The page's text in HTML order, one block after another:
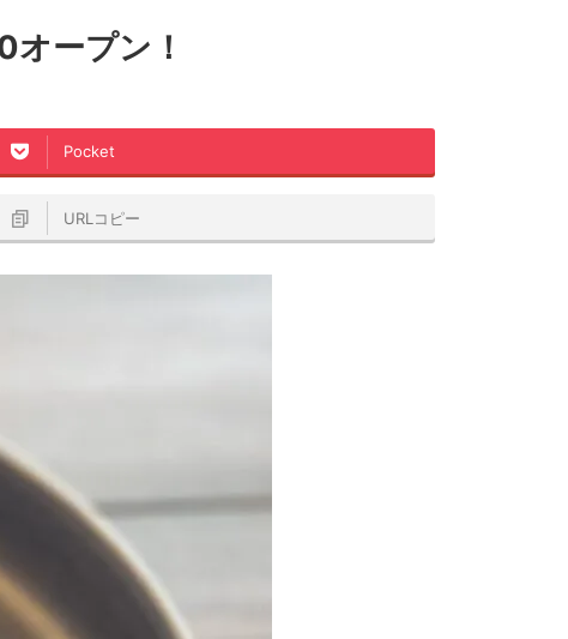
ープン！
Pocket
URLコピー